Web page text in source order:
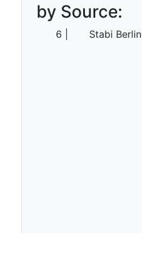
by Source:
6 Stabi Berlin